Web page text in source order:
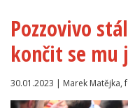
Pozzovivo
končit se mu
30.01.2023 | Marek Matějka,